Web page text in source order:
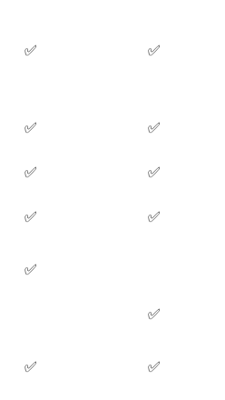
✅ ✅
✅ ✅
✅
✅
✅ ✅
✅
✅
✅ ✅